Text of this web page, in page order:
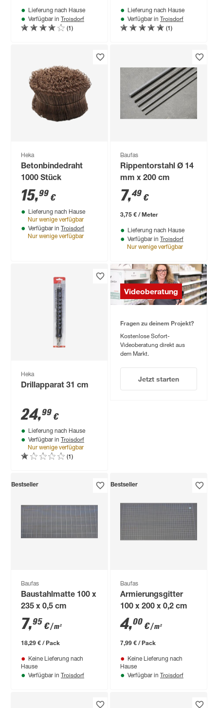
Lieferung nach Hause
Verfügbar in Troisdorf
(1)
Lieferung nach Hause
Verfügbar in Troisdorf
(1)
Heka
Betonbindedraht
1000 Stück
15,99 €
Lieferung nach Hause
Nur wenige verfügbar
Verfügbar in Troisdorf
Nur wenige verfügbar
Baufas
Rippentorstahl Ø 14
mm x 200 cm
7,49 €
3,75 € / Meter
Lieferung nach Hause
Verfügbar in Troisdorf
Nur wenige verfügbar
Heka
Drillapparat 31 cm
24,99 €
Lieferung nach Hause
Verfügbar in Troisdorf
Nur wenige verfügbar
(1)
Videoberatung
Fragen zu deinem Projekt?
Kostenlose Sofort-
Videoberatung direkt aus
dem Markt.
Jetzt starten
Bestseller
Baufas
Baustahlmatte 100 x
235 x 0,5 cm
7,95 €/ m²
18,29 € / Pack
Keine Lieferung nach
Hause
Verfügbar in Troisdorf
Bestseller
Baufas
Armierungsgitter
100 x 200 x 0,2 cm
4,00 €/ m²
7,99 € / Pack
Keine Lieferung nach
Hause
Verfügbar in Troisdorf